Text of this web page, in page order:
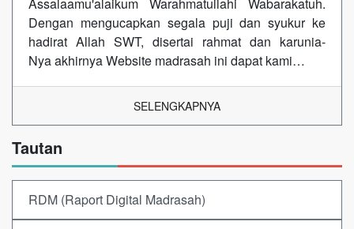
Assalaamu'alaikum Warahmatullahi Wabarakatuh.
Dengan mengucapkan segala puji dan syukur ke
hadirat Allah SWT, disertai rahmat dan karunia-
Nya akhirnya Website madrasah ini dapat kami…
SELENGKAPNYA
Tautan
RDM (Raport Digital Madrasah)